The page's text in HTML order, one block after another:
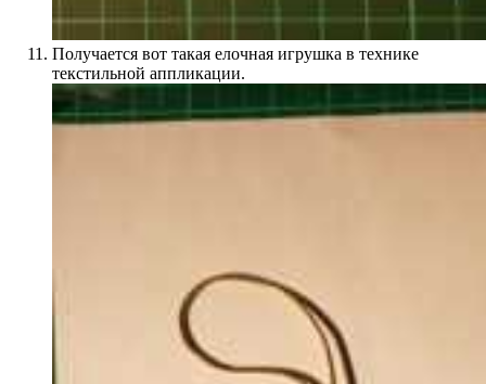
Получается вот такая елочная игрушка в технике
текстильной аппликации.